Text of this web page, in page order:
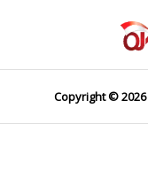
Copyright ©2026